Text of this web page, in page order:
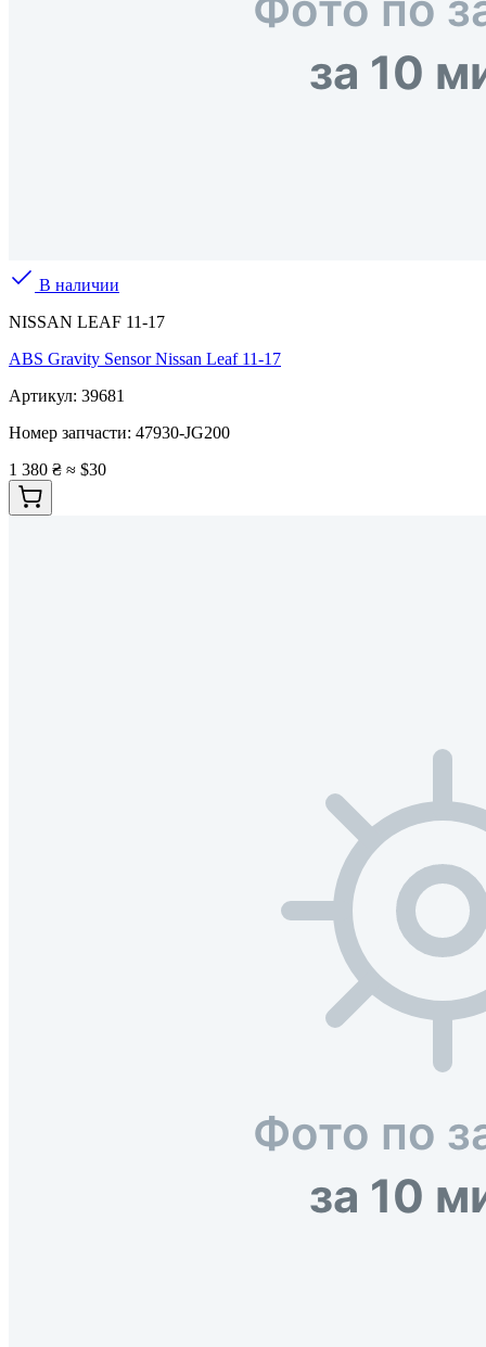
В наличии
NISSAN LEAF 11-17
ABS Gravity Sensor Nissan Leaf 11-17
Артикул: 39681
Номер запчасти: 47930-JG200
1 380 ₴ ≈ $30